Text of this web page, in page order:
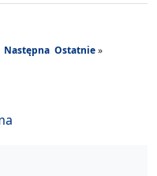
Następna Ostatnie»